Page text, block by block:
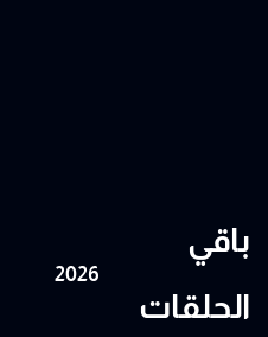
باقي
الحلقات